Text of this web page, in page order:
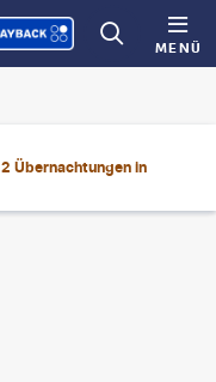
MENÜ
Übernachtungen in